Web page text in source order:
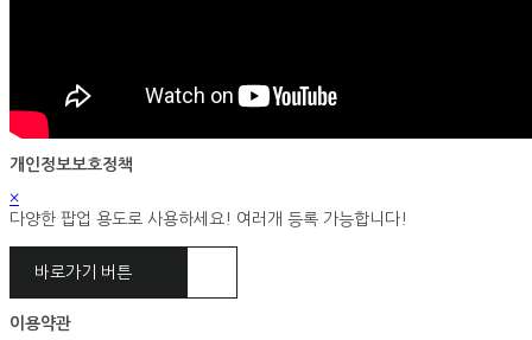
개인정보보호정책
×
다양한 팝업 용도로 사용하세요! 여러개 등록 가능합니다!
바로가기 버튼
이용약관